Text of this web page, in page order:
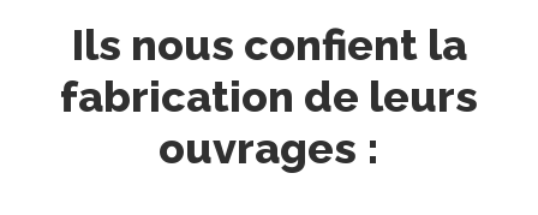
Ils nous confient la
fabrication de leurs
ouvrages :